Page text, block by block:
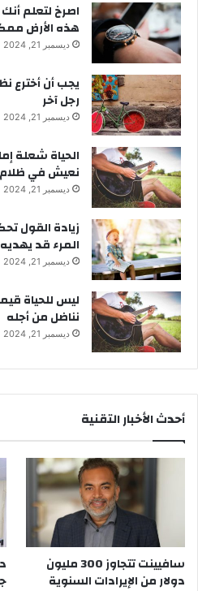
‫اصرخ لتعلم
هذه الأرض
ديسمبر 21, 2024
يجب أن أخترع
رجل آخر
ديسمبر 21, 2024
الحياة شعلة
نعيش في ظلام
ديسمبر 21, 2024
زيادة القول
المرء قد يهديه
ديسمبر 21, 2024
ليس للحياة
نناضل من أجله
ديسمبر 21, 2024
أحدث الأخبار التقنية
سافيينت تتجاوز 300 مليون
دولار من الإيرادات السنوية